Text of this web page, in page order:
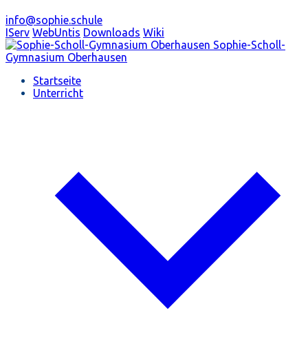
info@sophie.schule
IServ WebUntis Downloads Wiki
Sophie-Scholl-
Gymnasium Oberhausen
Startseite
Unterricht